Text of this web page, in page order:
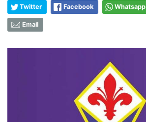
Twitter Facebook Whatsapp
Email